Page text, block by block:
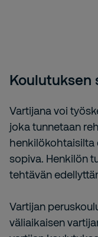
Koulutuksen
Vartijana voi
joka tunnetaan
henkilökohtaisilta
sopiva. Henkilön
tehtävän
Vartijan
väliaikaisen